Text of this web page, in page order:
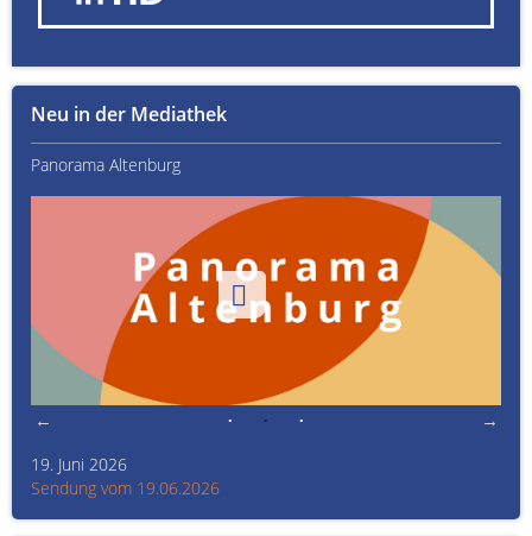
Neu in der Mediathek
Panorama Altenburg
19. Juni 2026
Sendung vom 19.06.2026